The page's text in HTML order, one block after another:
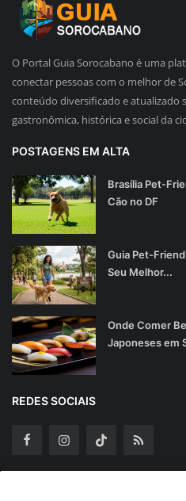
O Portal Guia Sorocabano é uma
conectar pessoas com o melhor de
conteúdo diversificado e atualizado
gastronômica, histórica e social da
POSTAGENS EM ALTA
Brasília Pet-
Cão no DF
Guia Pet-
Seu Melhor...
Onde Comer
Japoneses em
REDES SOCIAIS